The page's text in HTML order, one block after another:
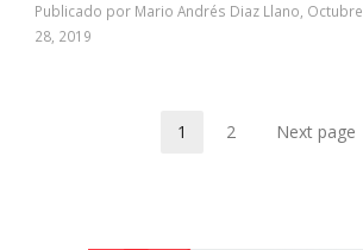
Publicado por Mario Andrés Diaz Llano, Octubre
28, 2019
Page
1 Page
2 Next page